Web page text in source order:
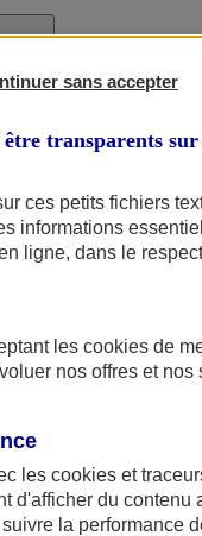
sans accepter
transparents
ces petits fichiers
informations
ligne, dans le
les cookies de
nos offres et nos
les cookies et
d'afficher du contenu
la performance